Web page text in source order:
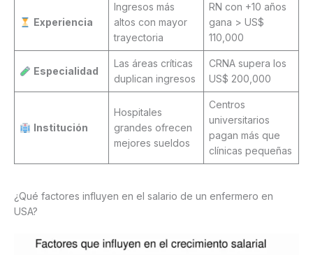
Experiencia
Ingresos más
altos con mayor
trayectoria
RN con +10 años
gana > US$
110,000
Especialidad
Las áreas críticas
duplican ingresos
CRNA supera los
US$ 200,000
Institución
Hospitales
grandes ofrecen
mejores sueldos
Centros
universitarios
pagan más que
clínicas pequeñas
¿Qué factores influyen en el salario de un enfermero en
USA?